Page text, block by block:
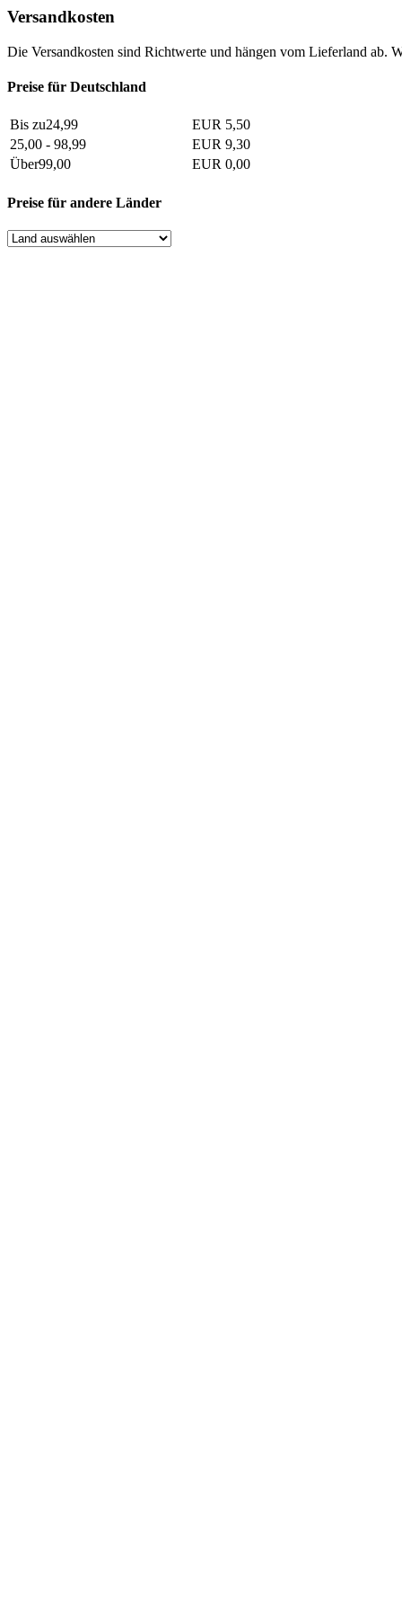
Versandkosten
Die Versandkosten sind Richtwerte und hängen vom Lieferland ab.
Preise für Deutschland
Bis zu24,99
EUR 5,50
25,00 - 98,99
EUR 9,30
Über99,00
EUR 0,00
Preise für andere Länder